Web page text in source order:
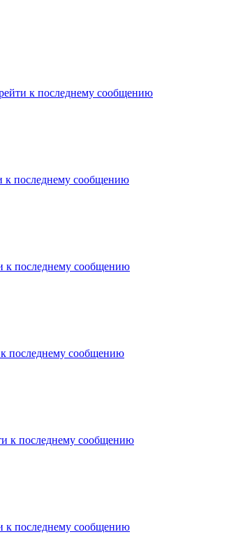
к последнему сообщению
к последнему сообщению
к последнему сообщению
последнему сообщению
к последнему сообщению
к последнему сообщению